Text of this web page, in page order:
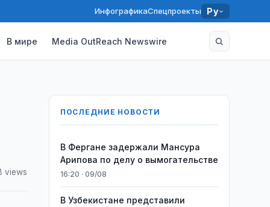
ИнфографикаСпецпроекты Ру
В мире Media OutReach Newswire
views
ПОСЛЕДНИЕ НОВОСТИ
В Фергане задержали Мансура
Арипова по делу о вымогательстве
16:20 · 09/08
В Узбекистане представили